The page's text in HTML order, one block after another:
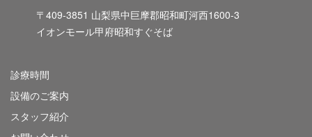
〒409-3851 山梨県中巨摩郡昭和町河西1600-3
イオンモール甲府昭和すぐそば
診療時間
設備のご案内
スタッフ紹介